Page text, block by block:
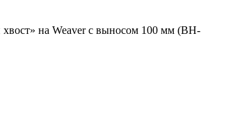
на Weaver с выносом 100 мм (BH-